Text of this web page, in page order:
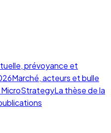
prévoyance et
Marché, acteurs et bulle
MicroStrategyLa thèse de la